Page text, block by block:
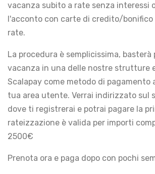
vacanza subito a rate senza interessi
l'acconto con carte di credito/bonifico
rate.
La procedura è semplicissima,
vacanza in una delle nostre strutture
Scalapay come metodo di pagamento
tua area utente. Verrai indirizzato sul
dove ti registrerai e potrai pagare la
rateizzazione è valida per importi
2500€
Prenota ora e paga dopo con pochi